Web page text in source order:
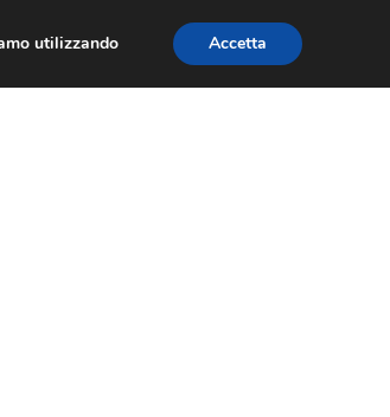
utilizzando
Accetta